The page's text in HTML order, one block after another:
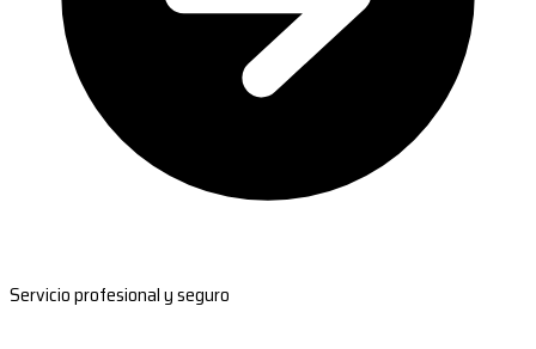
Servicio profesional y seguro